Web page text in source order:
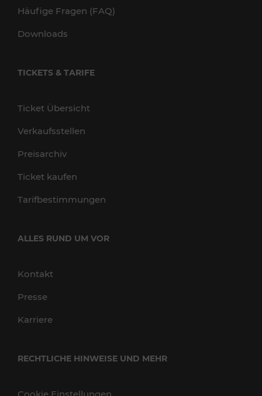
Häufige Fragen (FAQ)
Downloads
TICKETS & TARIFE
Ticket Übersicht
Verkaufsstellen
Preisarchiv
Ticket kaufen
Tarifbestimmungen
ALLES RUND UM VOR
Kontakt
Presse
Karriere
RECHTLICHE HINWEISE UND MEHR